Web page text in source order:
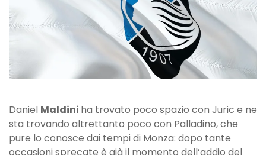
Torino
finestra
Daniel Maldini ha trovato poco spazio con Juric e ne
sta trovando altrettanto poco con Palladino, che
pure lo conosce dai tempi di Monza: dopo tante